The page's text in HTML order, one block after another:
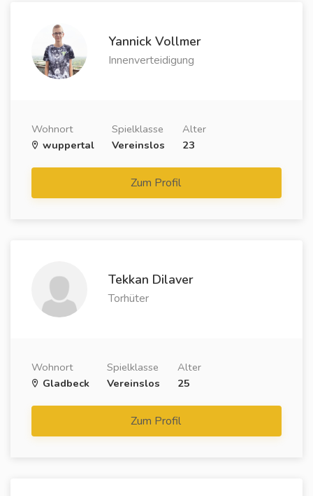
Yannick Vollmer
Innenverteidigung
Wohnort
wuppertal
Spielklasse
Vereinslos
Alter
23
Zum Profil
Tekkan Dilaver
Torhüter
Wohnort
Gladbeck
Spielklasse
Vereinslos
Alter
25
Zum Profil